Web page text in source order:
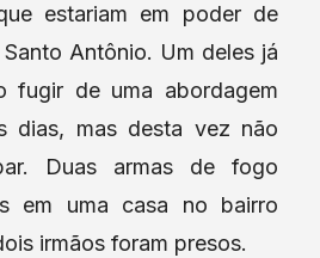
estariam em poder de
Antônio. Um deles já
fugir de uma abordagem
dias, mas desta vez não
Duas armas de fogo
em uma casa no bairro
irmãos foram presos.